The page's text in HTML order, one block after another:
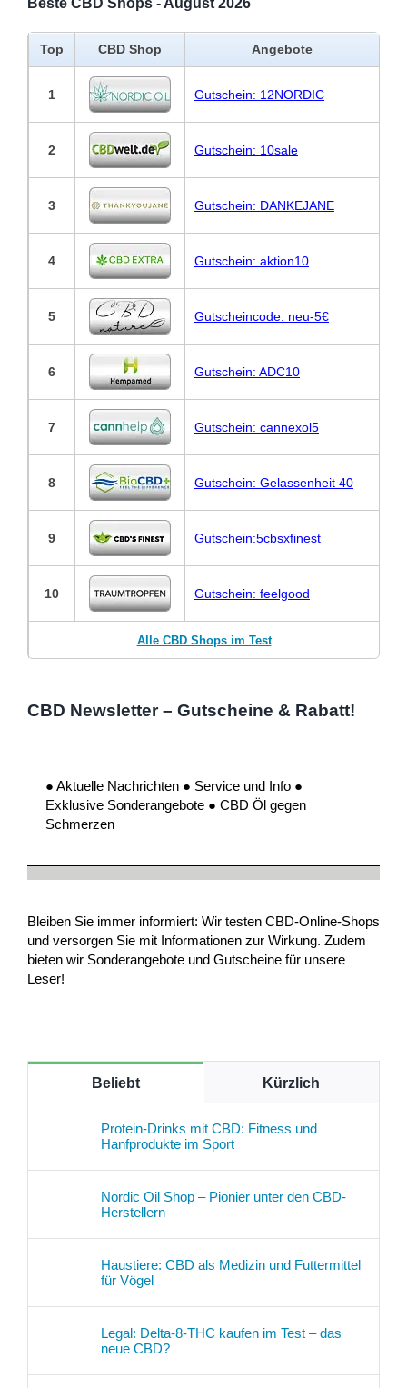
Top CBD Shop Angebote
1 Gutschein: 12NORDIC
2 Gutschein: 10sale
3 Gutschein: DANKEJANE
4 Gutschein: aktion10
5 Gutscheincode: neu-5€
6 Gutschein: ADC10
7 Gutschein: cannexol5
8 Gutschein: Gelassenheit 40
9 Gutschein:5cbsxfinest
10 Gutschein: feelgood
Alle CBD Shops im Test
CBD Newsletter – Gutscheine & Rabatt!
● Aktuelle Nachrichten ● Service und Info ●
Exklusive Sonderangebote ● CBD Öl gegen
Schmerzen
Bleiben Sie immer informiert: Wir testen CBD-Online-Shops
und versorgen Sie mit Informationen zur Wirkung. Zudem
bieten wir Sonderangebote und Gutscheine für unsere
Leser!
Beliebt Kürzlich
Protein-Drinks mit CBD: Fitness und
Hanfprodukte im Sport
Nordic Oil Shop – Pionier unter den CBD-
Herstellern
Haustiere: CBD als Medizin und Futtermittel
für Vögel
Legal: Delta-8-THC kaufen im Test – das
neue CBD?